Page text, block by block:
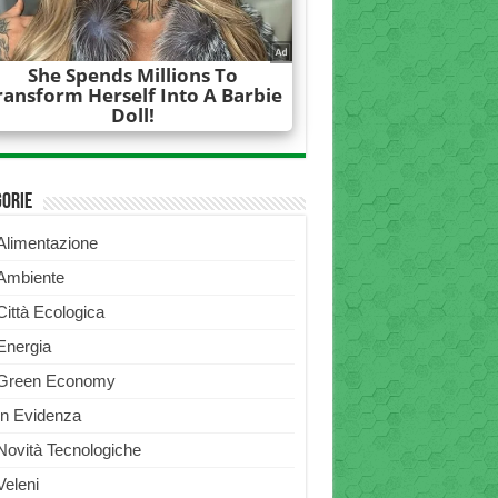
Ecologica
Economy
Evidenza
Tecnologiche